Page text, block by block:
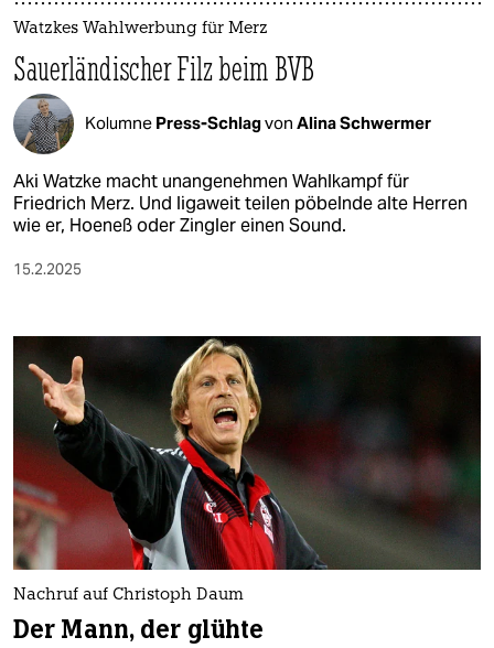
Watzkes Wahlwerbung für Merz
Sauerländischer Filz beim BVB
Kolumne Press-Schlagvon Alina Schwermer
Aki Watzke macht unangenehmen Wahlkampf für
Friedrich Merz. Und ligaweit teilen pöbelnde alte Herren
wie er, Hoeneß oder Zingler einen Sound.
15.2.2025
Nachruf auf Christoph Daum
Der Mann, der glühte